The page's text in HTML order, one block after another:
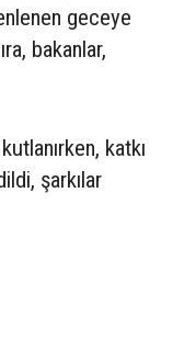
geceye
bakanlar,
katkı
şarkılar